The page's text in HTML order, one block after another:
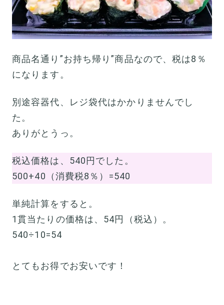
商品名通り”お持ち帰り”商品なので、税は8％
になります。
別途容器代、レジ袋代はかかりませんでし
た。
ありがとうっ。
税込価格は、540円でした。
500+40（消費税8％）=540
単純計算をすると。
1貫当たりの価格は、54円（税込）。
540÷10=54
とてもお得でお安いです！